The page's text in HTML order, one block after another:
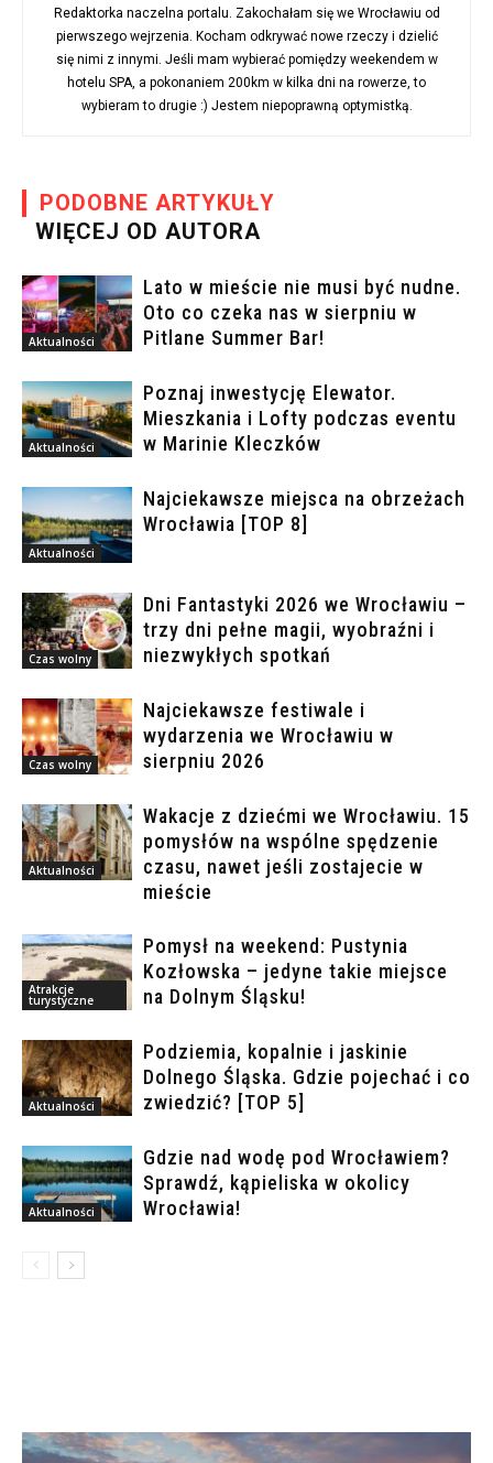
Redaktorka naczelna portalu. Zakochałam się we Wrocławiu od
pierwszego wejrzenia. Kocham odkrywać nowe rzeczy i dzielić
się nimi z innymi. Jeśli mam wybierać pomiędzy weekendem w
hotelu SPA, a pokonaniem 200km w kilka dni na rowerze, to
wybieram to drugie :) Jestem niepoprawną optymistką.
PODOBNE ARTYKUŁY
WIĘCEJ OD AUTORA
Aktualności
Lato w mieście nie musi być nudne.
Oto co czeka nas w sierpniu w
Pitlane Summer Bar!
Aktualności
Poznaj inwestycję Elewator.
Mieszkania i Lofty podczas eventu
w Marinie Kleczków
Aktualności
Najciekawsze miejsca na obrzeżach
Wrocławia [TOP 8]
Czas wolny
Dni Fantastyki 2026 we Wrocławiu –
trzy dni pełne magii, wyobraźni i
niezwykłych spotkań
Czas wolny
Najciekawsze festiwale i
wydarzenia we Wrocławiu w
sierpniu 2026
Aktualności
Wakacje z dziećmi we Wrocławiu. 15
pomysłów na wspólne spędzenie
czasu, nawet jeśli zostajecie w
mieście
Atrakcje
turystyczne
Pomysł na weekend: Pustynia
Kozłowska – jedyne takie miejsce
na Dolnym Śląsku!
Aktualności
Podziemia, kopalnie i jaskinie
Dolnego Śląska. Gdzie pojechać i co
zwiedzić? [TOP 5]
Aktualności
Gdzie nad wodę pod Wrocławiem?
Sprawdź, kąpieliska w okolicy
Wrocławia!